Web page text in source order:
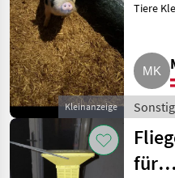
Kleintiere
115
Wild
82
Andere Tiere
49
Sonstiges Tierzubehör
MARKTPLATZ
Kleinanzeige
Tiere
für